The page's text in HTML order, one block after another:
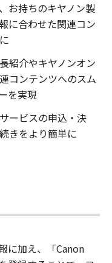
お持ちのキヤノン製
に合わせた関連コン
紹介やキヤノンオン
コンテンツへのスム
を実現
ービスの申込・決
きをより簡単に
に加え、「Canon